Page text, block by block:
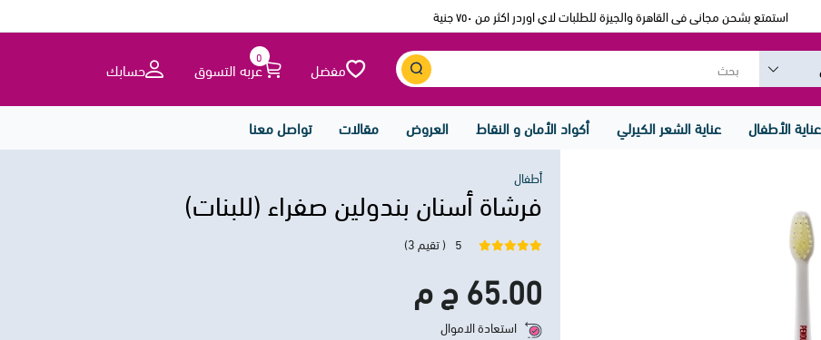
استمتع بشحن مجانى فى القاهرة والجيزة للطلبات لاي اوردر اكثر من ٧٥٠ جنية
مفضل عربه التسوق
0 حسابك
عناية الأطفال عناية الشعر الكيرلي أكواد الأمان و النقاط العروض مقالات تواصل معنا
أطفال
فرشاة أسنان بندولين صفراء (للبنات)
5 ( تقيم 3)
65.00 ج م
استعادة الاموال